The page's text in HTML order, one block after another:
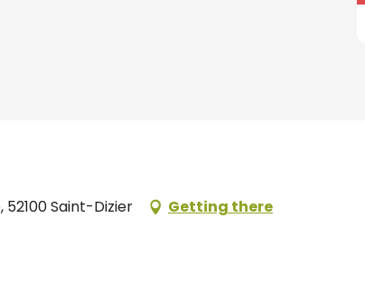
Saint-Dizier Getting there